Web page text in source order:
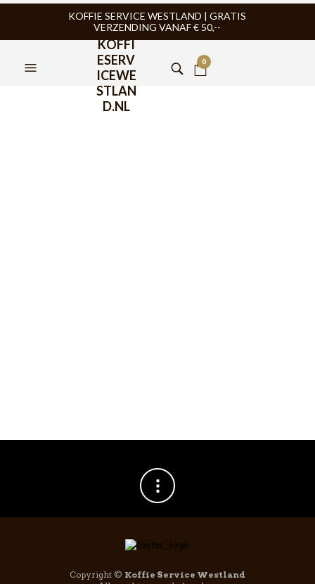
KOFFIE SERVICE WESTLAND | GRATIS
VERZENDING VANAF € 50,--
KOFFI
ESERV
ICEWE
STLAN
D.NL
0
Copyright © Koffie Service Westland